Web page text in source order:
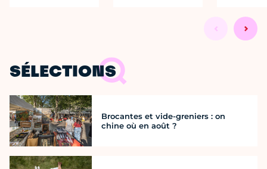
SÉLECTIONS
Brocantes et vide-greniers : on
chine où en août ?